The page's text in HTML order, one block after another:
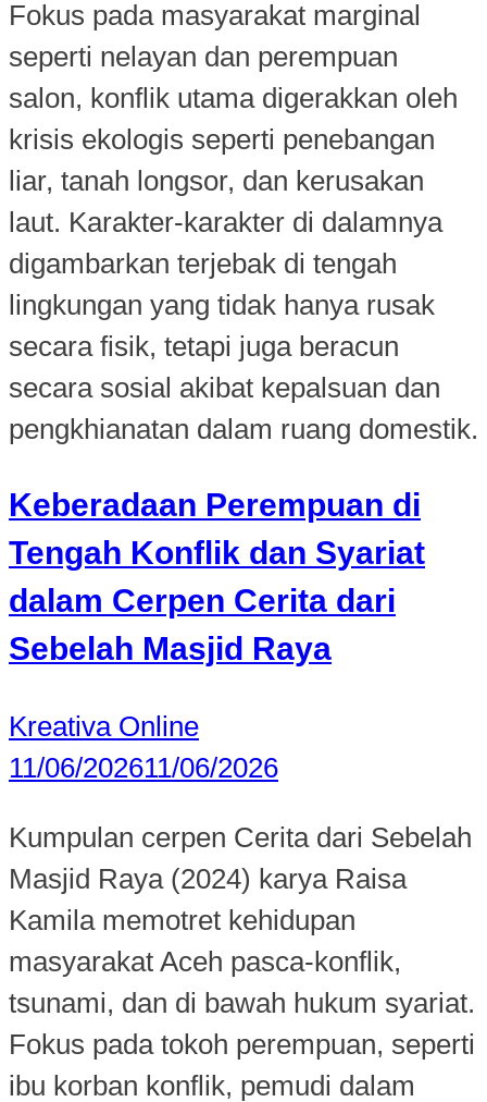
Fokus pada masyarakat marginal
seperti nelayan dan perempuan
salon, konflik utama digerakkan oleh
krisis ekologis seperti penebangan
liar, tanah longsor, dan kerusakan
laut. Karakter-karakter di dalamnya
digambarkan terjebak di tengah
lingkungan yang tidak hanya rusak
secara fisik, tetapi juga beracun
secara sosial akibat kepalsuan dan
pengkhianatan dalam ruang domestik.
Keberadaan Perempuan di
Tengah Konflik dan Syariat
dalam Cerpen Cerita dari
Sebelah Masjid Raya
Kreativa Online
11/06/202611/06/2026
Kumpulan cerpen Cerita dari Sebelah
Masjid Raya (2024) karya Raisa
Kamila memotret kehidupan
masyarakat Aceh pasca-konflik,
tsunami, dan di bawah hukum syariat.
Fokus pada tokoh perempuan, seperti
ibu korban konflik, pemudi dalam